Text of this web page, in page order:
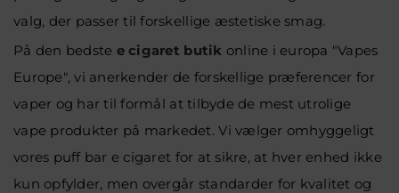
valg, der passer til forskellige æstetiske smag.
På den bedste e cigaret butik online i europa "Vapes
Europe", vi anerkender de forskellige præferencer for
vaper og har til formål at tilbyde de mest utrolige
vape produkter på markedet. Vi vælger omhyggeligt
vores puff bar e cigaret for at sikre, at hver enhed ikke
kun opfylder, men overgår standarder for kvalitet og